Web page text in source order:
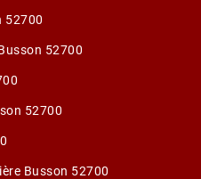
52700
52700
52700
Busson 52700